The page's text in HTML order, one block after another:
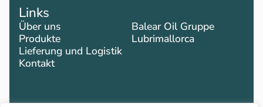
Links
Über uns
Produkte
Lieferung und Logistik
Kontakt
Balear Oil Gruppe
Lubrimallorca